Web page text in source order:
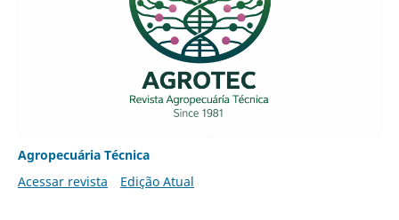
Agropecuária Técnica
Acessar revista
Edição Atual